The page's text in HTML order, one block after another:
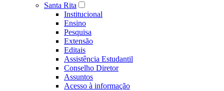
Santa Rita
Institucional
Ensino
Pesquisa
Extensão
Editais
Assistência Estudantil
Conselho Diretor
Assuntos
Acesso à informação